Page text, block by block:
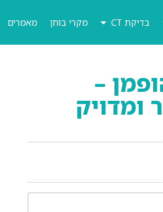
בדיקת CT מקרי בוחן מאמרים
–